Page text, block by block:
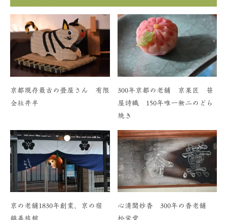
京都現存最古の畳屋さん 有限
会社井半
300年京都の老舗 京果匠 笹
屋詩織 150年唯一無二のどら
焼き
京の老舗1830年創業、京の宿
心清聞妙香 300年の香老舗